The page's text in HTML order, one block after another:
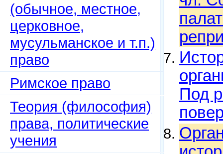
(обычное, местное,
церковное,
мусульманское и т.п.)
право
Римское право
Теория (философия)
права, политические
учения
Под